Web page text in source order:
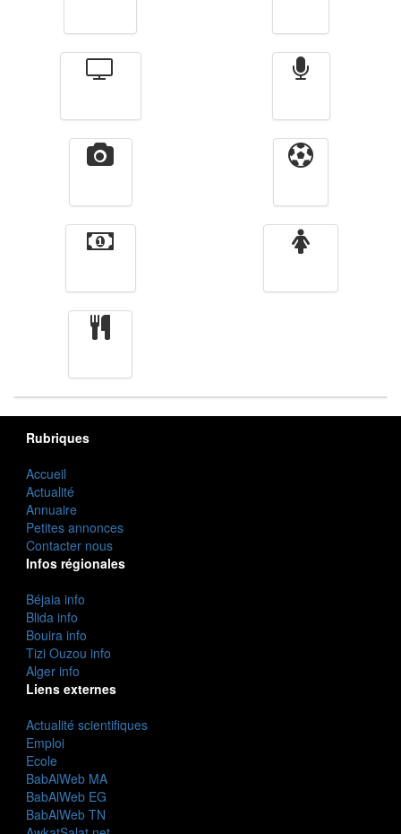
Rubriques
Accueil
Actualité
Annuaire
Petites annonces
Contacter nous
Infos régionales
Béjaia info
Blida info
Bouira info
Tizi Ouzou info
Alger info
Liens externes
Actualité scientifiques
Emploi
Ecole
BabAlWeb MA
BabAlWeb EG
BabAlWeb TN